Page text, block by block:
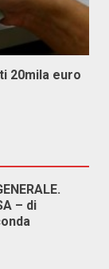
20mila euro
– di